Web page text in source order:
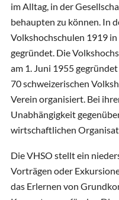
im Alltag, in der
behaupten zu können. In
Volkshochschulen 1919
gegründet. Die
am 1. Juni 1955
70 schweizerischen
Verein organisiert. Bei
Unabhängigkeit
wirtschaftlichen
Die VHSO stellt ein
Vorträgen oder
das Erlernen von